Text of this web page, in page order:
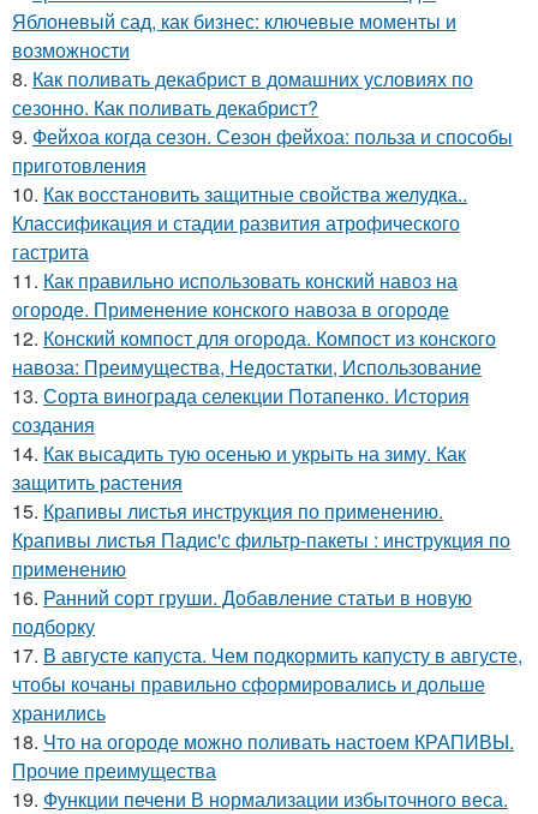
Яблоневый сад, как бизнес: ключевые моменты и
возможности
8. Как поливать декабрист в домашних условиях по
сезонно. Как поливать декабрист?
9. Фейхоа когда сезон. Сезон фейхоа: польза и способы
приготовления
10. Как восстановить защитные свойства желудка..
Классификация и стадии развития атрофического
гастрита
11. Как правильно использовать конский навоз на
огороде. Применение конского навоза в огороде
12. Конский компост для огорода. Компост из конского
навоза: Преимущества, Недостатки, Использование
13. Сорта винограда селекции Потапенко. История
создания
14. Как высадить тую осенью и укрыть на зиму. Как
защитить растения
15. Крапивы листья инструкция по применению.
Крапивы листья Падис'с фильтр-пакеты : инструкция по
применению
16. Ранний сорт груши. Добавление статьи в новую
подборку
17. В августе капуста. Чем подкормить капусту в августе,
чтобы кочаны правильно сформировались и дольше
хранились
18. Что на огороде можно поливать настоем КРАПИВЫ.
Прочие преимущества
19. Функции печени В нормализации избыточного веса.